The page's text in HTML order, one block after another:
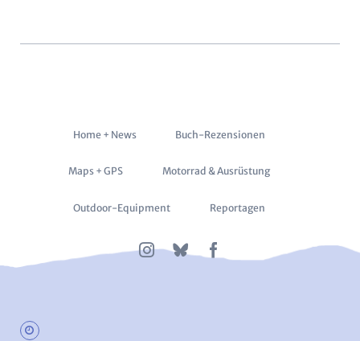
Navigation
Home + News Buch-Rezensionen
Maps + GPS Motorrad & Ausrüstung
Outdoor-Equipment Reportagen